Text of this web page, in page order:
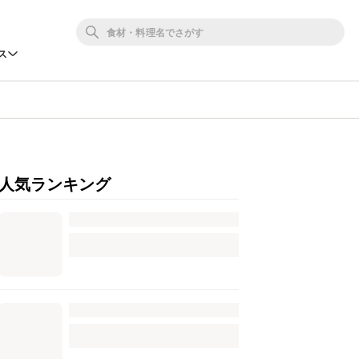
人気ランキング